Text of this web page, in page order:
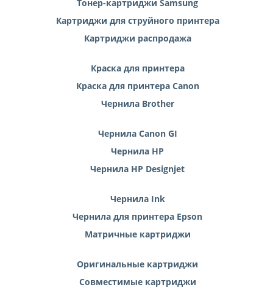
Тонер-картриджи Samsung
Картриджи для струйного принтера
Картриджи распродажа
Краска для принтера
Краска для принтера Canon
Чернила Brother
Чернила Canon GI
Чернила HP
Чернила HP Designjet
Чернила Ink
Чернила для принтера Epson
Матричные картриджи
Оригинальные картриджи
Совместимые картриджи